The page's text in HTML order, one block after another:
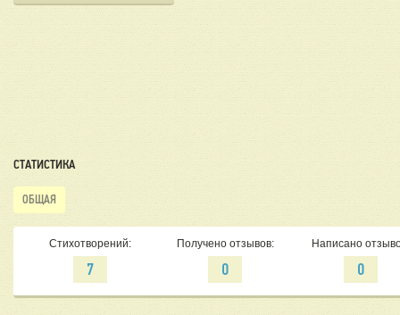
СТАТИСТИКА
ОБЩАЯ
Стихотворений:
7
Получено отзывов:
0
Написано
0